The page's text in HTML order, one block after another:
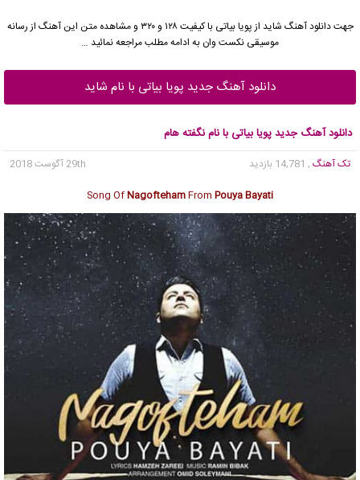
جهت دانلود آهنگ شاید از پویا بیاتی
با کیفیت ۱۲۸ و ۳۲۰ و مشاهده متن این آهنگ از رسانه
موسیقی نکست وان به ادامه مطلب مراجعه نمائید …
دانلود آهنگ جدید پویا بیاتی با نام شاید
دانلود آهنگ جدید پویا بیاتی با نام نگفته هام
تک آهنگ , 14,781 بازدید
29th آگوست 2018
Song OfNagoftehamFrom Pouya Bayati